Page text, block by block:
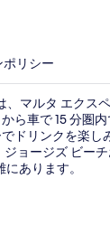
ポリシー
、マルタ エクス
ら車で 15 分圏
ドリンクを楽し
ジョージズ ビー
にあります。